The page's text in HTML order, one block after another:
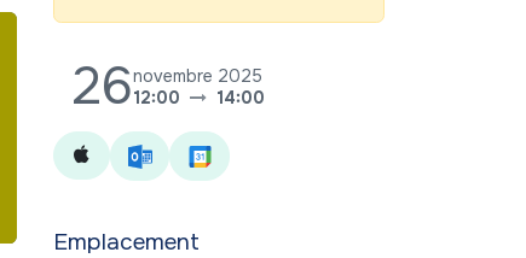
26novembre 2025
12:00
14:00
Emplacement